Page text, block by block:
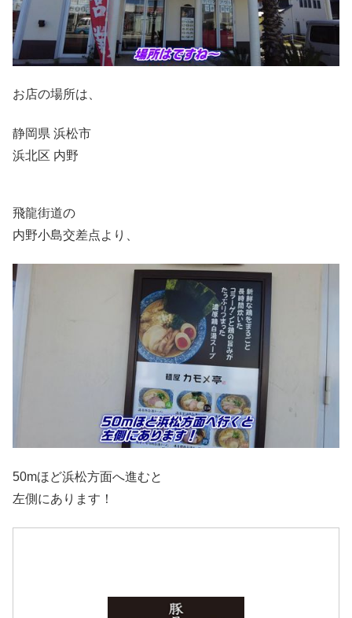
お店の場所は、
静岡県 浜松市
浜北区 内野
飛龍街道の
内野小島交差点より、
50mほど浜松方面へ進むと
左側にあります！